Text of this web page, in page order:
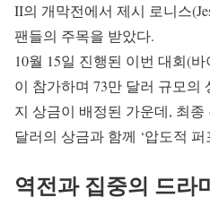
II의 개막전에서 제시 로니스
팬들의 주목을 받았다.
10월 15일 진행된 이번 대회(
이 참가하며 73만 달러 규모의
지 상금이 배정된 가운데, 최
달러의 상금과 함께 ‘압도적
역전과 집중의 드